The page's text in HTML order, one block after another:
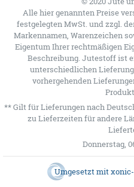
Alle hier genannten Preise
festgelegten MwSt. und zzgl.
Markennamen, Warenzeichen
Eigentum Ihrer rechtmäßigen
Beschreibung. Jutestoff ist
unterschiedlichen
vorhergehenden
** Gilt für Lieferungen nach
zu Lieferzeiten für andere
Donnerstag,
Umgesetzt mit